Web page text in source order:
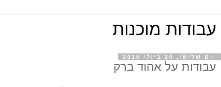
עבודות מוכנות
יום שלישי, 20 ביולי 2010
עבודות על אהוד ברק